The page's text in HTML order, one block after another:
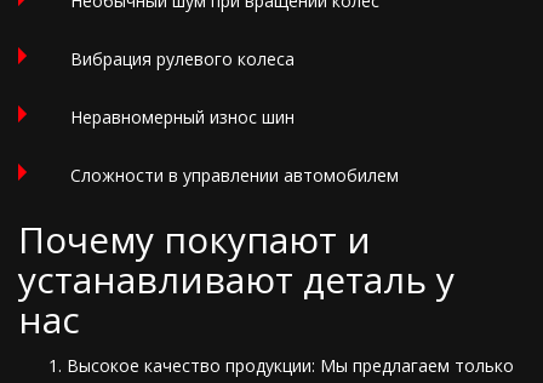
Вибрация рулевого колеса
Неравномерный износ шин
Сложности в управлении автомобилем
Почему покупают и
устанавливают деталь у
нас
Высокое качество продукции: Мы предлагаем только